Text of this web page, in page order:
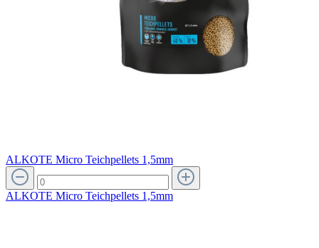
ALKOTE Micro Teichpellets 1,5mm
ALKOTE Micro Teichpellets 1,5mm